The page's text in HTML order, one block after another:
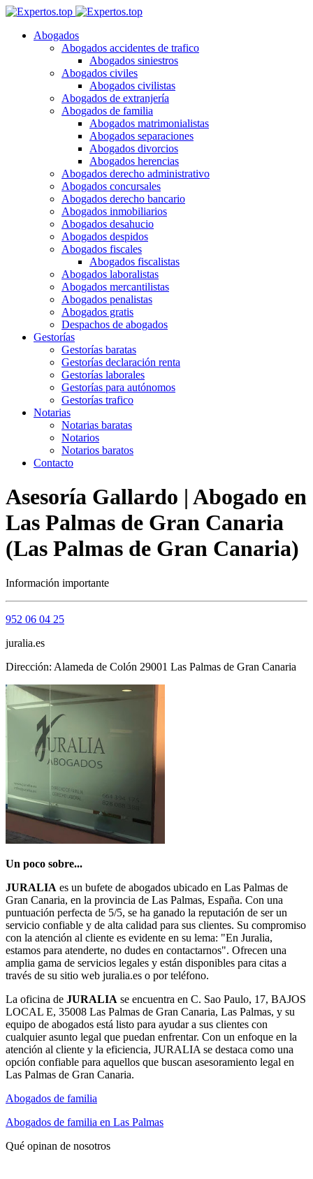
Abogados
Abogados accidentes de trafico
Abogados siniestros
Abogados civiles
Abogados civilistas
Abogados de extranjería
Abogados de familia
Abogados matrimonialistas
Abogados separaciones
Abogados divorcios
Abogados herencias
Abogados derecho administrativo
Abogados concursales
Abogados derecho bancario
Abogados inmobiliarios
Abogados desahucio
Abogados despidos
Abogados fiscales
Abogados fiscalistas
Abogados laboralistas
Abogados mercantilistas
Abogados penalistas
Abogados gratis
Despachos de abogados
Gestorías
Gestorías baratas
Gestorías declaración renta
Gestorías laborales
Gestorías para autónomos
Gestorías trafico
Notarias
Notarias baratas
Notarios
Notarios baratos
Contacto
Asesoría Gallardo | Abogado en
Las Palmas de Gran Canaria
(Las Palmas de Gran Canaria)
Información importante
952 06 04 25
juralia.es
Dirección: Alameda de Colón 29001 Las Palmas de Gran Canaria
Un poco sobre...
JURALIA es un bufete de abogados ubicado en Las Palmas de
Gran Canaria, en la provincia de Las Palmas, España. Con una
puntuación perfecta de 5/5, se ha ganado la reputación de ser un
servicio confiable y de alta calidad para sus clientes. Su compromiso
con la atención al cliente es evidente en su lema: "En Juralia,
estamos para atenderte, no dudes en contactarnos". Ofrecen una
amplia gama de servicios legales y están disponibles para citas a
través de su sitio web juralia.es o por teléfono.
La oficina de JURALIA se encuentra en C. Sao Paulo, 17, BAJOS
LOCAL E, 35008 Las Palmas de Gran Canaria, Las Palmas, y su
equipo de abogados está listo para ayudar a sus clientes con
cualquier asunto legal que puedan enfrentar. Con un enfoque en la
atención al cliente y la eficiencia, JURALIA se destaca como una
opción confiable para aquellos que buscan asesoramiento legal en
Las Palmas de Gran Canaria.
Abogados de familia
Abogados de familia en Las Palmas
Qué opinan de nosotros